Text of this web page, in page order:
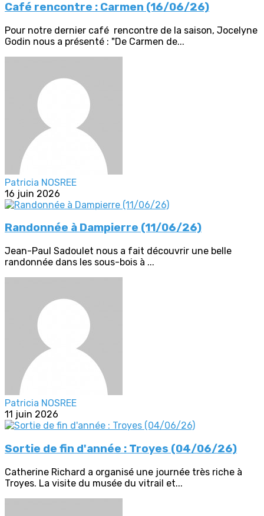
Café rencontre : Carmen (16/06/26)
Pour notre dernier café rencontre de la saison, Jocelyne
Godin nous a présenté : "De Carmen de...
Patricia NOSREE
16 juin 2026
Randonnée à Dampierre (11/06/26)
Jean-Paul Sadoulet nous a fait découvrir une belle
randonnée dans les sous-bois à ...
Patricia NOSREE
11 juin 2026
Sortie de fin d'année : Troyes (04/06/26)
Catherine Richard a organisé une journée très riche à
Troyes. La visite du musée du vitrail et...